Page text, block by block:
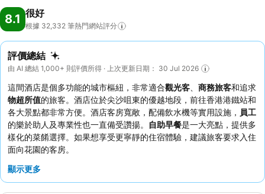
8.1 很好
根據 32,332 筆熱門網站評分
評價總結
由 AI 總結 1,000+ 則評價所得 · 上次更新日期： 30 Jul 2026
這間酒店是個多功能的城市樞紐，非常適合觀光客 商務旅客和追求
物超所值的旅客。酒店位於尖沙咀東的優越地段，前往香港港鐵站和
各大景點都非常方便。酒店客房寬敞，配備飲水機等實用設施， 員工
的樂於助人及專業性也一直備受讚揚。
自助早餐是一大亮點，提供多
樣化的菜餚選擇。如果想享受更寧靜的住宿體驗，建議旅客要求入住
面向花園的客房。
顯示更多